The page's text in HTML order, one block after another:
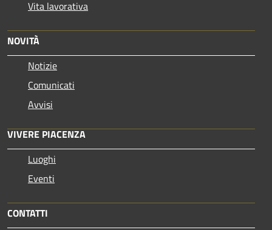
Vita lavorativa
NOVITÀ
Notizie
Comunicati
Avvisi
VIVERE PIACENZA
Luoghi
Eventi
CONTATTI